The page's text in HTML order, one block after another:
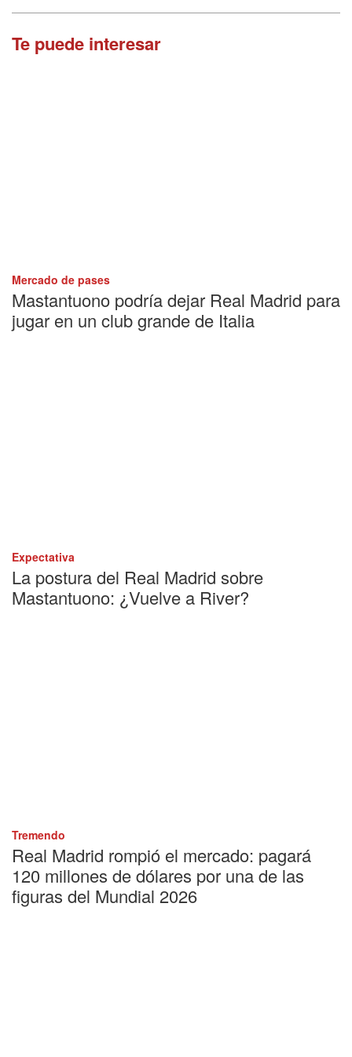
Te puede interesar
Mercado de pases
Mastantuono podría dejar Real Madrid para
jugar en un club grande de Italia
Expectativa
La postura del Real Madrid sobre
Mastantuono: ¿Vuelve a River?
Tremendo
Real Madrid rompió el mercado: pagará
120 millones de dólares por una de las
figuras del Mundial 2026